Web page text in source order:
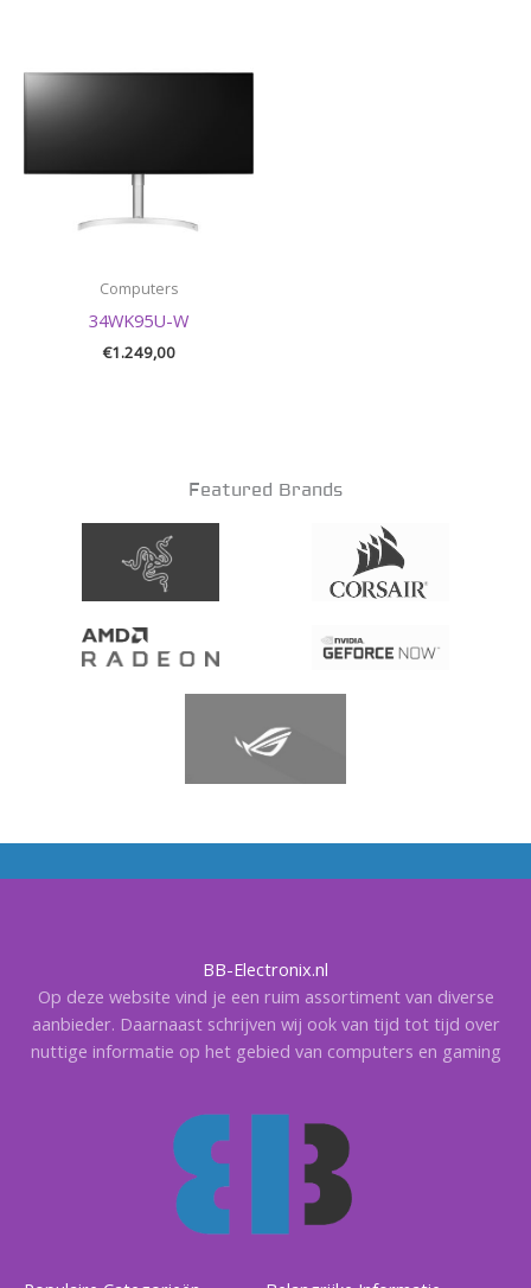
Computers
34WK95U-W
€1.249,00
Featured Brands
BB-Electronix.nl
Op deze website vind je een ruim assortiment van diverse
aanbieder. Daarnaast schrijven wij ook van tijd tot tijd over
nuttige informatie op het gebied van computers en gaming